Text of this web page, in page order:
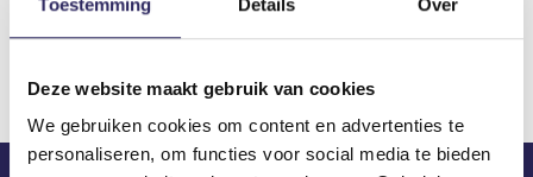
Deze website maakt gebruik van cookies
We gebruiken cookies om content en advertenties te
personaliseren, om functies voor social media te bieden
Download